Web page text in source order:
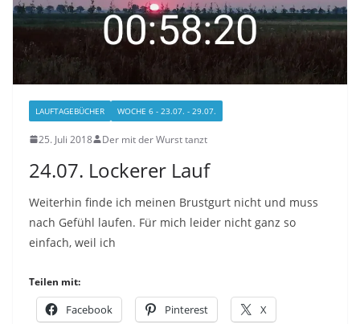
LAUFTAGEBÜCHER WOCHE 6 - 23.07. - 29.07.
25. Juli 2018 Der mit der Wurst tanzt
24.07. Lockerer Lauf
Weiterhin finde ich meinen Brustgurt nicht und muss
nach Gefühl laufen. Für mich leider nicht ganz so
einfach, weil ich
Teilen mit:
Facebook Pinterest X